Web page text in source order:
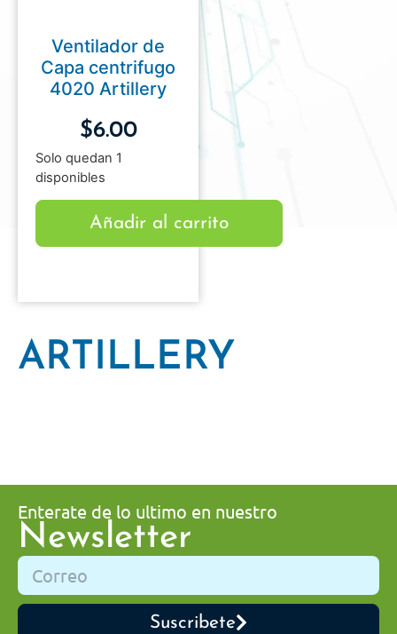
ARTILLERY
Ventilador de
Capa centrifugo
4020 Artillery
$6.00
Solo quedan 1
disponibles
Añadir al carrito
Enterate de lo ultimo en nuestro
Newsletter
Suscribete